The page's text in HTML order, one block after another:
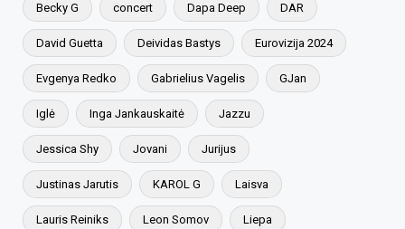
Becky G concert Dapa Deep DAR
David Guetta Deividas Bastys Eurovizija 2024
Evgenya Redko Gabrielius Vagelis GJan
Iglė Inga Jankauskaitė Jazzu
Jessica Shy Jovani Jurijus
Justinas Jarutis KAROL G Laisva
Lauris Reiniks Leon Somov Liepa